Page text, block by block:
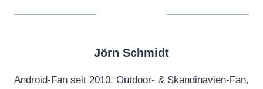
Jörn Schmidt
Android-Fan seit 2010, Outdoor- & Skandinavien-Fan,